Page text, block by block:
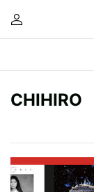
CHIHIRO